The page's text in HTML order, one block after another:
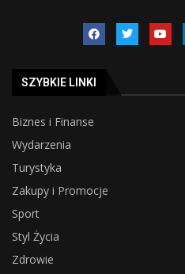
SZYBKIE LINKI
Biznes i Finanse
Wydarzenia
Turystyka
Zakupy i Promocje
Sport
Styl Życia
Zdrowie